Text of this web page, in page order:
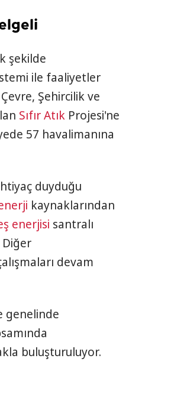
şekilde
ile faaliyetler
Şehircilik ve
Sıfır Atık Projesi'ne
57 havalimanına
duyduğu
kaynaklarından
enerjisi santralı
devam
genelinde
buluşturuluyor.